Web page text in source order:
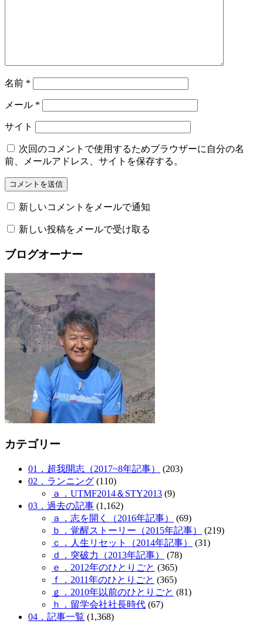
名前 *
メール *
サイト
次回のコメントで使用するためブラウザーに自分の名
前、メールアドレス、サイトを保存する。
新しいコメントをメールで通知
新しい投稿をメールで受け取る
ブログオーナー
カテゴリー
01．超我開志（2017~8年記事）
(203)
02．ランニング (110)
ａ．UTMF2014＆STY2013 (9)
03．過去の記事 (1,162)
ａ．志を開く（2016年記事）
(69)
ｂ．覚醒ストーリー（2015年記事）
(219)
ｃ．人生リセット（2014年記事）
(31)
ｄ．突破力（2013年記事）
(78)
ｅ．2012年のひとりごと (365)
ｆ．2011年のひとりごと (365)
ｇ．2010年以前のひとりごと (81)
ｈ．留学会社社長時代 (67)
04．記事一覧 (1,368)